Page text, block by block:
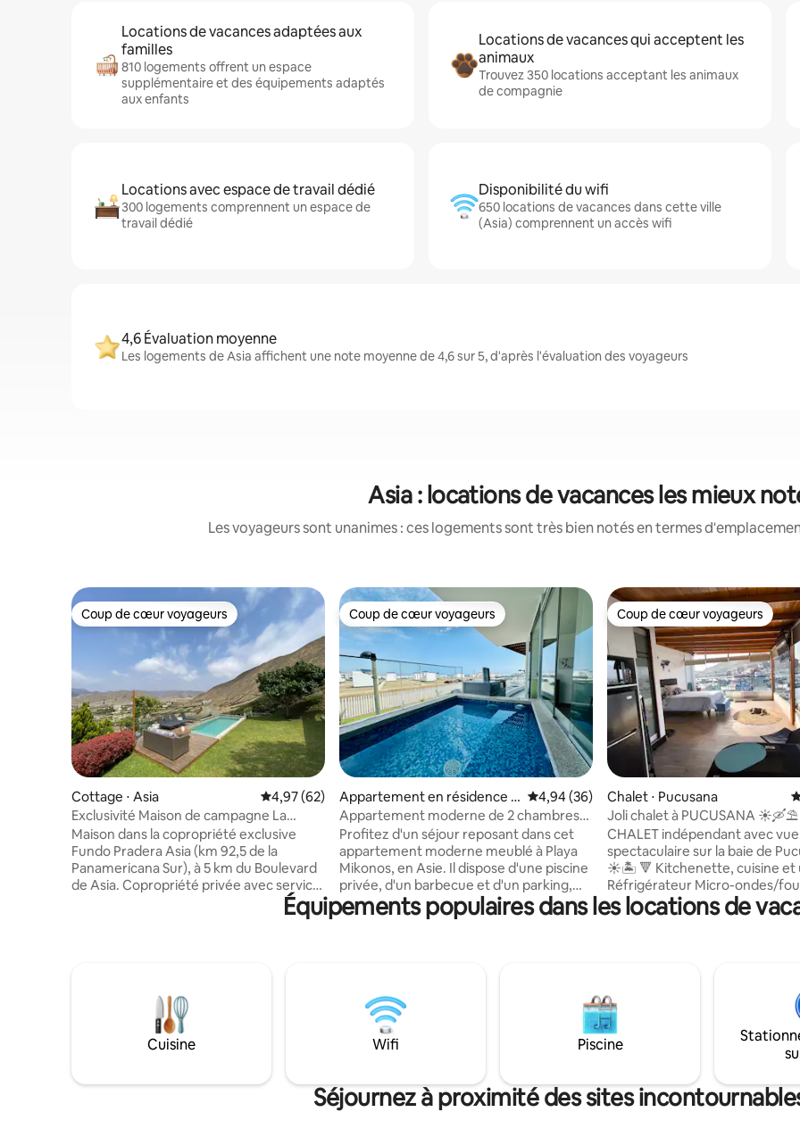
Locations de vacances adaptées aux
familles
810 logements offrent un espace
supplémentaire et des équipements adaptés
aux enfants
Locations de vacances qui acceptent les
animaux
Trouvez 350 locations acceptant les animaux
de compagnie
Locations avec espace de travail dédié
300 logements comprennent un espace de
travail dédié
Disponibilité du wifi
650 locations de vacances dans cette ville
(Asia) comprennent un accès wifi
4,6 Évaluation moyenne
Les logements de Asia affichent une note moyenne de 4,6 sur 5, d'après l'évaluation des voyageurs
Asia : locations de vacances les mieux
Les voyageurs sont unanimes : ces logements sont très bien notés en termes
Coup de cœur voyageurs
Coup de cœur voyageurs
Cottage ⋅ Asia Évaluation moyenne sur la base de 62 commentaires : 4,97 sur 5
4,97 (62)
Exclusivité Maison de campagne La
Cuesta En Asia, 7 pers
Maison dans la copropriété exclusive
Fundo Pradera Asia (km 92,5 de la
Panamericana Sur), à 5 km du Boulevard
de Asia. Copropriété privée avec service
de sécurité 24 h/24. Excellente vue sur la
vallée d'Asia, beau temps, piscine et
restaurants et d'autres commerces,
ouverts toute l'année. Pensez à apporter
le linge de lit (nous fournissons les
oreillers et les taies) Les terrains et les
disponibles.
Coup de cœur voyageurs
Coup de cœur voyageurs
Appartement en résidence ⋅
Asia
Évaluation moyenne sur la base de 36
4,94 (36)
Appartement moderne de 2 chambres
avec piscine et barbecue en Asie
Profitez d'un séjour reposant dans cet
appartement moderne meublé à Playa
Mikonos, en Asie. Il dispose d'une piscine
privée, d'un barbecue et d'un parking,
idéal pour 4 personnes maximum. Situé
au deuxième étage, avec 85 m² d'espace
Terrasse ; • Barbecue • Cuisine
entièrement équipée : cuisinière 4 feux,
micro-ondes, réfrigérateur, four et hotte
• Télévision 50" dans le salon • Le linge de
Coup de cœur voyageurs
Coup de cœur voyageurs
Chalet ⋅ Pucusana
Joli chalet à PUCUSANA ☀️🛶⛱
CHALET indépendant avec vue
spectaculaire sur la baie de
☀️🏝 🔻 Kitchenette, cuisine et
Réfrigérateur Micro-ondes/four
électrique Blender/
Bouilloire instantanée/
📳 AC ❄️et ventilateur Répulsif
moustiques Jeux de société et lecture
divertissante 🔻 Gentillesse de
bienvenue 🍻 SERVIETTES,
GLACIÈRE pour la PLAGE ⛱️
Équipements populaires dans les locations de
Cuisine Wifi Piscine
Séjournez à proximité des sites